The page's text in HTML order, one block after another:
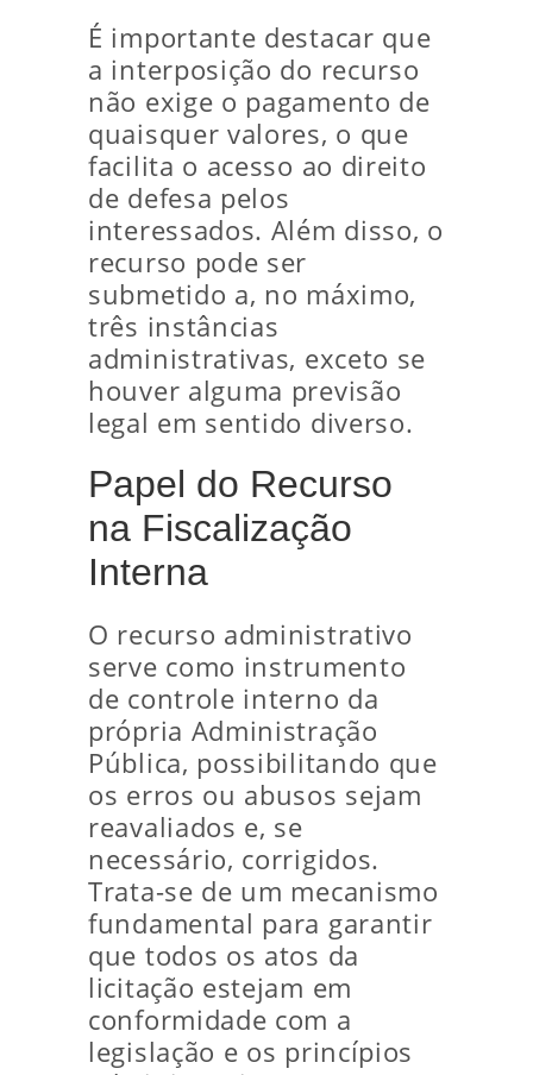
É importante destacar que
a interposição do recurso
não exige o pagamento de
quaisquer valores, o que
facilita o acesso ao direito
de defesa pelos
interessados. Além disso, o
recurso pode ser
submetido a, no máximo,
três instâncias
administrativas, exceto se
houver alguma previsão
legal em sentido diverso.
Papel do Recurso
na Fiscalização
Interna
O recurso administrativo
serve como instrumento
de controle interno da
própria Administração
Pública, possibilitando que
os erros ou abusos sejam
reavaliados e, se
necessário, corrigidos.
Trata-se de um mecanismo
fundamental para garantir
que todos os atos da
licitação estejam em
conformidade com a
legislação e os princípios